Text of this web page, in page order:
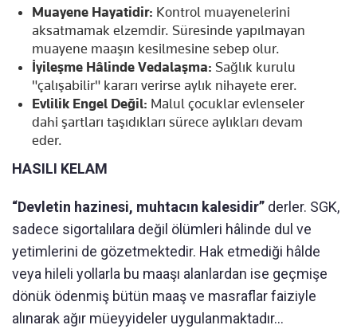
Muayene Hayatidir: Kontrol muayenelerini
aksatmamak elzemdir. Süresinde yapılmayan
muayene maaşın kesilmesine sebep olur.
İyileşme Hâlinde Vedalaşma: Sağlık kurulu
"çalışabilir" kararı verirse aylık nihayete erer.
Evlilik Engel Değil: Malul çocuklar evlenseler
dahi şartları taşıdıkları sürece aylıkları devam
eder.
HASILI KELAM
“Devletin hazinesi, muhtacın kalesidir” derler. SGK,
sadece sigortalılara değil ölümleri hâlinde dul ve
yetimlerini de gözetmektedir. Hak etmediği hâlde
veya hileli yollarla bu maaşı alanlardan ise geçmişe
dönük ödenmiş bütün maaş ve masraflar faiziyle
alınarak ağır müeyyideler uygulanmaktadır…